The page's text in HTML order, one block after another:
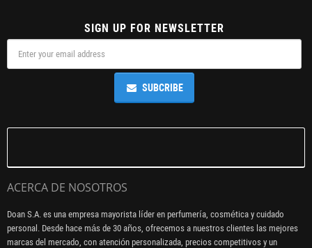
SIGN UP FOR NEWSLETTER
SUBCRIBE
ACERCA DE NOSOTROS
Doan S.A. es una empresa mayorista líder en perfumería, cosmética y cuidado
personal. Desde hace más de 30 años, ofrecemos a nuestros clientes las mejores
marcas del mercado, con atención personalizada, precios competitivos y un